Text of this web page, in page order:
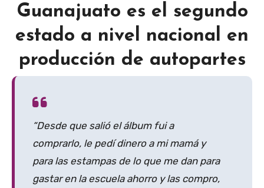
Guanajuato es el segundo
estado a nivel nacional en
producción de autopartes
“Desde que salió el álbum fui a
comprarlo, le pedí dinero a mi mamá y
para las estampas de lo que me dan para
gastar en la escuela ahorro y las compro,